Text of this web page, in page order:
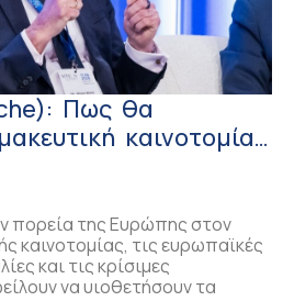
Πως θα
καινοτομία
πορεία της Ευρώπης στον
καινοτομίας, τις ευρωπαϊκές
και τις κρίσιμες
να υιοθετήσουν τα